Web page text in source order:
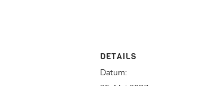
DETAILS
Datum: